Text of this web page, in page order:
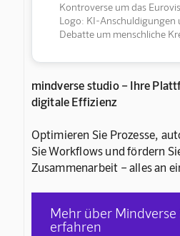
Kontroverse um das
Logo: KI-Anschuldigungen
Debatte um menschliche
mindverse studio – Ihre
digitale Effizienz
Optimieren Sie Prozesse,
Sie Workflows und fördern
Zusammenarbeit – alles an
Mehr über
erfahren